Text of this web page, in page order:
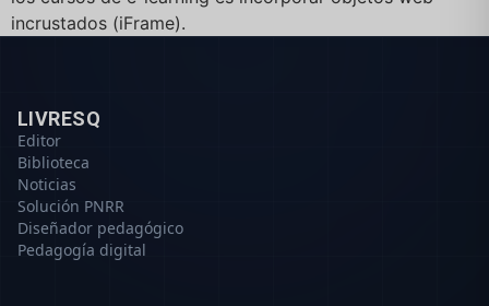
incrustados (iFrame).
LIVRESQ
Editor
Biblioteca
Noticias
Solución PNRR
Diseñador pedagógico
Pedagogía digital